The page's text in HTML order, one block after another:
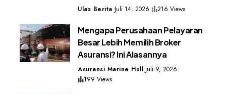
Ulas Berita Juli 14, 2026 216 Views
Mengapa Perusahaan Pelayaran
Besar Lebih Memilih Broker
Asuransi? Ini Alasannya
Asuransi Marine Hull Juli 9, 2026
199 Views